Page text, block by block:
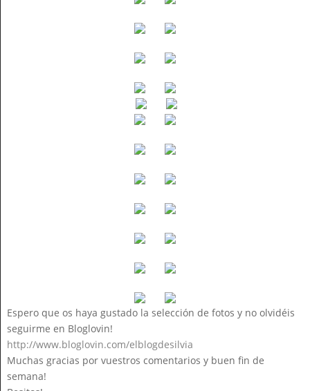
Espero que os haya gustado la selección de fotos y no olvidéis
seguirme en Bloglovin!
http://www.bloglovin.com/elblogdesilvia
Muchas gracias por vuestros comentarios y buen fin de
semana!